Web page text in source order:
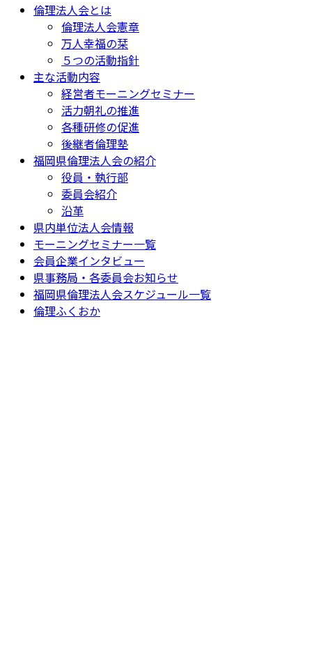
倫理法人会とは
倫理法人会憲章
万人幸福の栞
５つの活動指針
主な活動内容
経営者モーニングセミナー
活力朝礼の推進
各種研修の促進
後継者倫理塾
福岡県倫理法人会の紹介
役員・執行部
委員会紹介
沿革
県内単位法人会情報
モーニングセミナー一覧
会員企業インタビュー
県事務局・各委員会お知らせ
福岡県倫理法人会スケジュール一覧
倫理ふくおか